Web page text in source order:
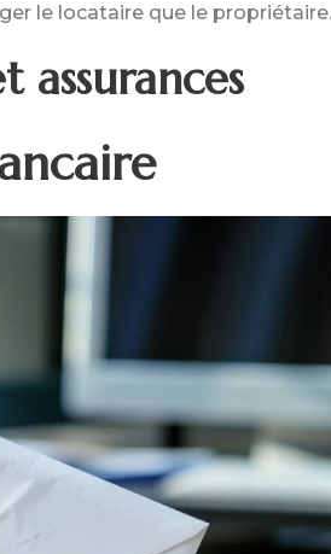
le locataire que le propriétaire.
assurances